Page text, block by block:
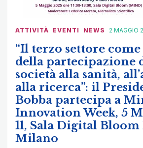
ATTIVITÀ EVENTI NEWS 2 MAGGIO
“Il terzo settore
della partecipazione
società alla sanità,
alla ricerca”: il
Bobba partecipa a
Innovation Week, 5
11, Sala Digital
Milano